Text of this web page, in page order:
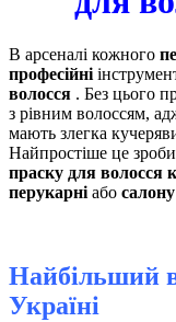
В арсеналі кожного
професійні
волосся . Без цього
з рівним волоссям,
мають злегка
Найпростіше це
праску для волосся
перукарніабо
Найбільший
Україні